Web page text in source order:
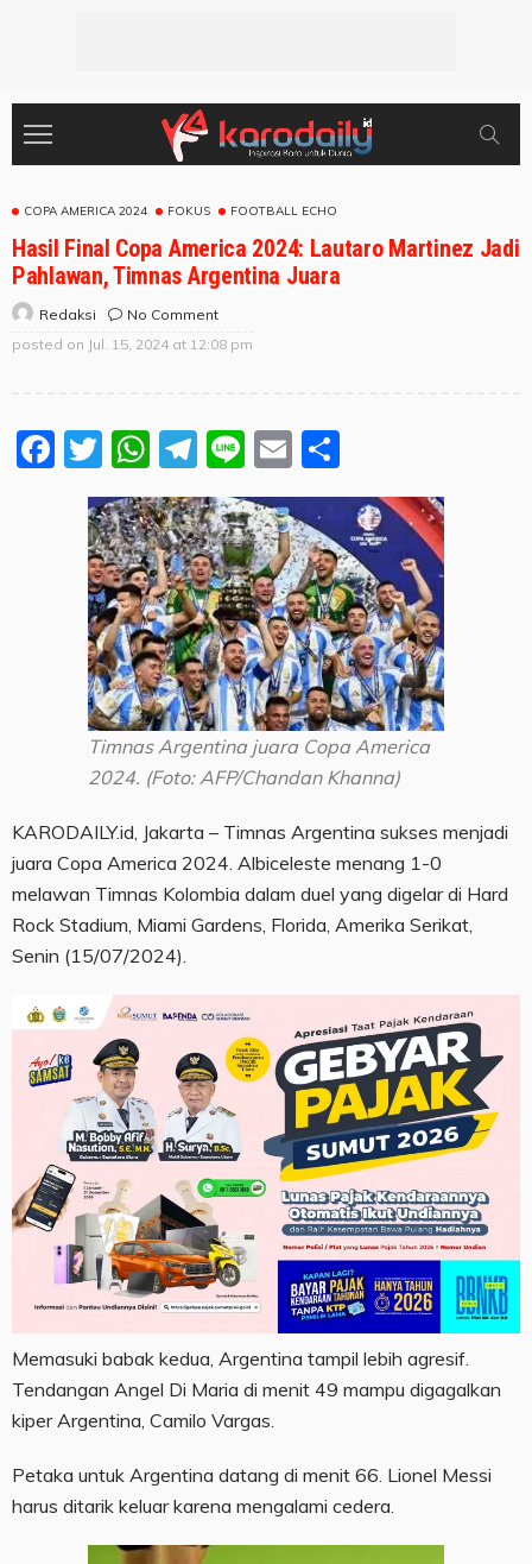
COPA AMERICA 2024 FOKUS FOOTBALL ECHO
Hasil Final Copa America 2024: Lautaro Martinez Jadi
Pahlawan, Timnas Argentina Juara
Redaksi
No Comment
posted on Jul. 15, 2024 at 12:08 pm
Facebook
Twitter
WhatsApp
Telegram
LineEmail
Timnas Argentina juara Copa America
2024. (Foto: AFP/Chandan Khanna)
KARODAILY.id, Jakarta – Timnas Argentina sukses menjadi
juara Copa America 2024. Albiceleste menang 1-0
melawan Timnas Kolombia dalam duel yang digelar di Hard
Rock Stadium, Miami Gardens, Florida, Amerika Serikat,
Senin (15/07/2024).
Memasuki babak kedua, Argentina tampil lebih agresif.
Tendangan Angel Di Maria di menit 49 mampu digagalkan
kiper Argentina, Camilo Vargas.
Petaka untuk Argentina datang di menit 66. Lionel Messi
harus ditarik keluar karena mengalami cedera.